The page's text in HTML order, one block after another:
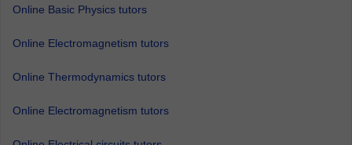
Online Basic Physics tutors
Online Electromagnetism tutors
Online Thermodynamics tutors
Online Electromagnetism tutors